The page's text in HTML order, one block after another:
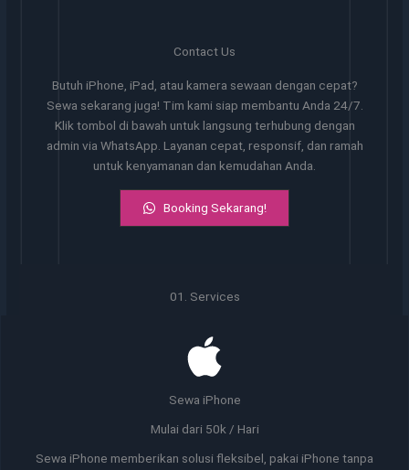
Contact Us
Butuh iPhone, iPad, atau kamera sewaan dengan cepat?
Sewa sekarang juga! Tim kami siap membantu Anda 24/7.
Klik tombol di bawah untuk langsung terhubung dengan
admin via WhatsApp. Layanan cepat, responsif, dan ramah
untuk kenyamanan dan kemudahan Anda.
Booking Sekarang!
01. Services
Sewa iPhone
Mulai dari 50k / Hari
Sewa iPhone memberikan solusi fleksibel, pakai iPhone tanpa